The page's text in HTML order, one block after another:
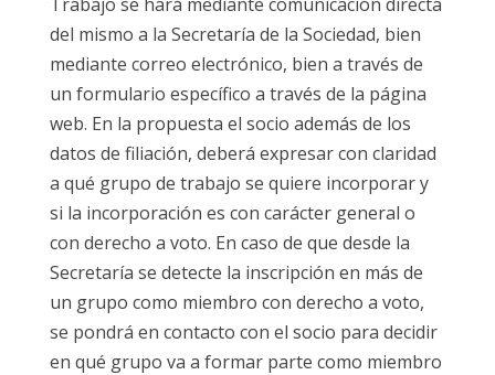
del mismo a la Secretaría de la Sociedad, bien
mediante correo electrónico, bien a través de
un formulario específico a través de la página
web. En la propuesta el socio además de los
datos de filiación, deberá expresar con claridad
a qué grupo de trabajo se quiere incorporar y
si la incorporación es con carácter general o
con derecho a voto. En caso de que desde la
Secretaría se detecte la inscripción en más de
un grupo como miembro con derecho a voto,
se pondrá en contacto con el socio para decidir
en qué grupo va a formar parte como miembro